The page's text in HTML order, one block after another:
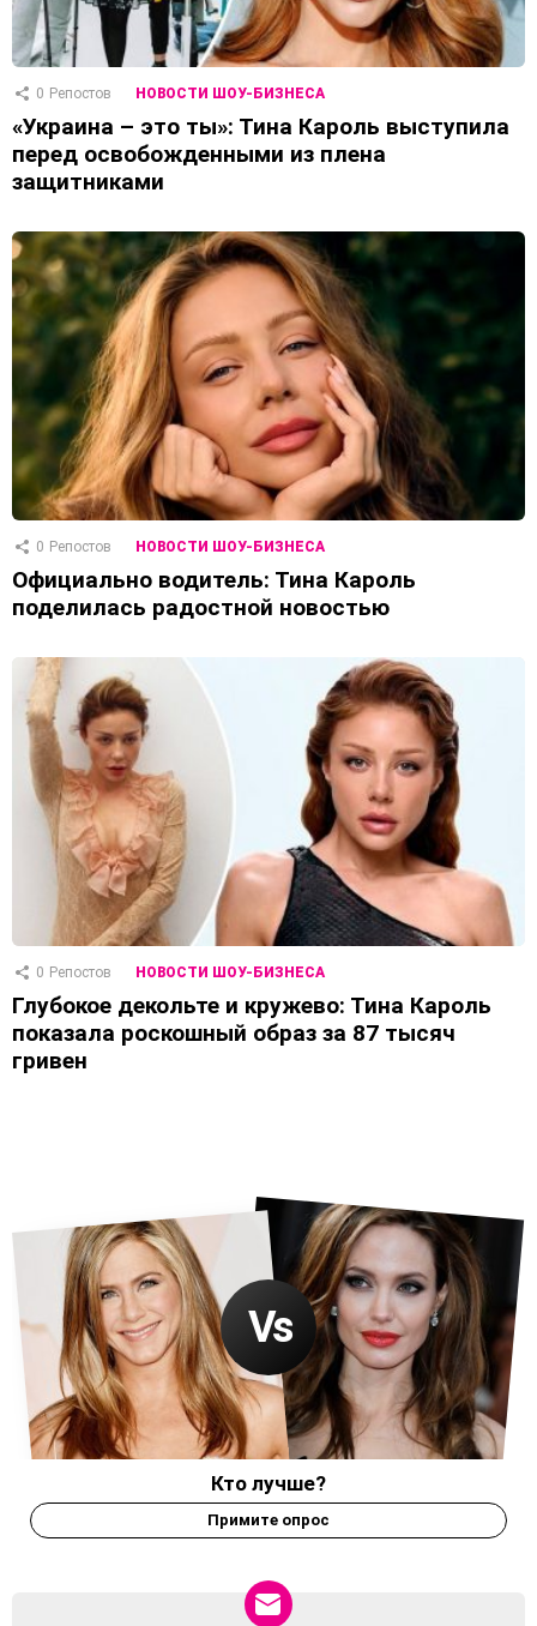
0 Репостов НОВОСТИ ШОУ-БИЗНЕСА
«Украина – это ты»: Тина Кароль выступила
перед освобожденными из плена
защитниками
0 Репостов НОВОСТИ ШОУ-БИЗНЕСА
Официально водитель: Тина Кароль
поделилась радостной новостью
0 Репостов НОВОСТИ ШОУ-БИЗНЕСА
Глубокое декольте и кружево: Тина Кароль
показала роскошный образ за 87 тысяч
гривен
Кто лучше?
Примите опрос